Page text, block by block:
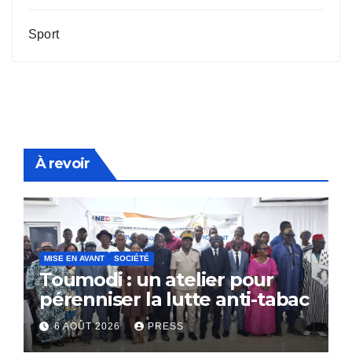
Sport
À revoir
MISE EN AVANT SOCIÉTÉ
Toumodi : un atelier pour
pérenniser la lutte anti-tabac
6 AOÛT 2026 PRESS